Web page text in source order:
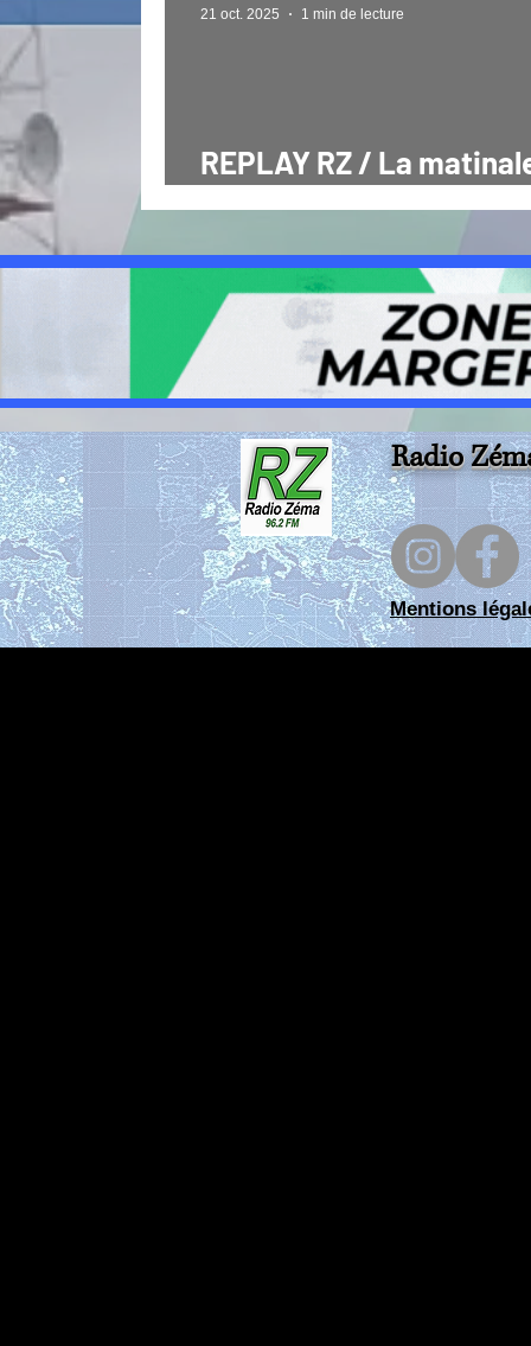
REPLAY RZ / La
21 oct. 2025 1 min de lecture
Radio
Mentions